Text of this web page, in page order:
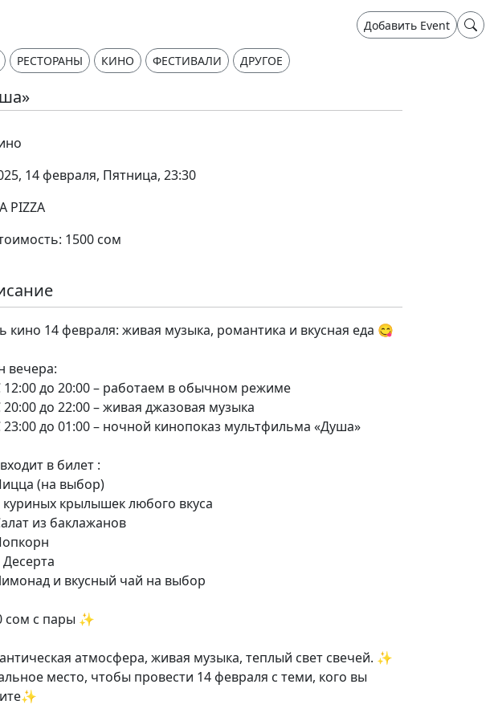
Добавить Event
РЕСТОРАНЫ КИНО ФЕСТИВАЛИ ДРУГОЕ
14 февраля, Пятница, 23:30
PIZZA
1500 сом
кино 14 февраля: живая музыка, романтика и вкусная еда 😋
вечера:
12:00 до 20:00 – работаем в обычном режиме
до 22:00 – живая джазовая музыка
23:00 до 01:00 – ночной кинопоказ мультфильма «Душа»
в билет :
(на выбор)
крылышек любого вкуса
из баклажанов
и вкусный чай на выбор
сом с пары ✨
атмосфера, живая музыка, теплый свет свечей. ✨
место, чтобы провести 14 февраля с теми, кого вы